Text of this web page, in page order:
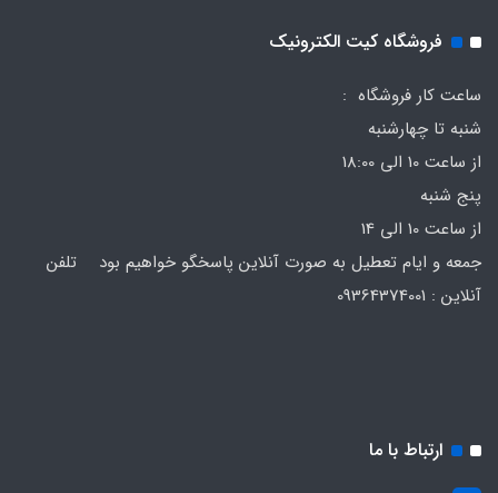
فروشگاه کیت الکترونیک
ساعت کار فروشگاه :
شنبه تا چهارشنبه
از ساعت 10 الی 18:00
پنج شنبه
از ساعت 10 الی 14
جمعه و ایام تعطیل به صورت آنلاین پاسخگو خواهیم بود تلفن
ارتباط با ما